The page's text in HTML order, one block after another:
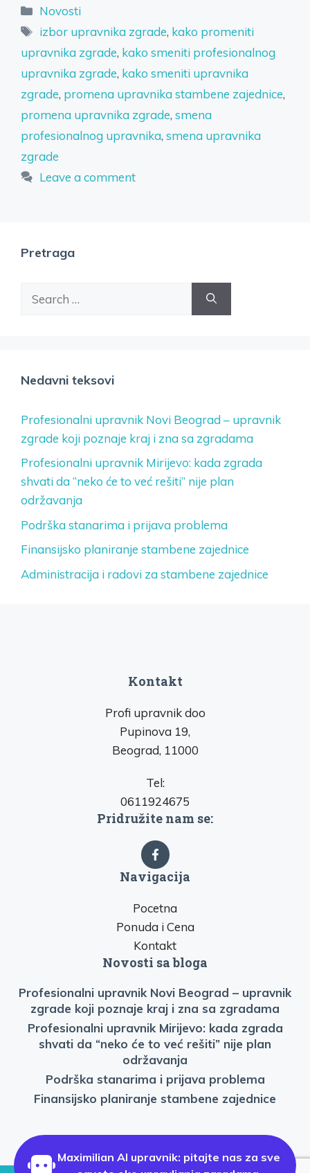
Categories
Novosti
Tags
izbor upravnika zgrade, kako promeniti
upravnika zgrade, kako smeniti profesionalnog
upravnika zgrade, kako smeniti upravnika
zgrade, promena upravnika stambene zajednice,
promena upravnika zgrade, smena
profesionalnog upravnika, smena upravnika
zgrade
Leave a comment
Pretraga
Nedavni teksovi
Profesionalni upravnik Novi Beograd – upravnik
zgrade koji poznaje kraj i zna sa zgradama
Profesionalni upravnik Mirijevo: kada zgrada
shvati da “neko će to već rešiti” nije plan
održavanja
Podrška stanarima i prijava problema
Finansijsko planiranje stambene zajednice
Administracija i radovi za stambene zajednice
Kontakt
Profi upravnik doo
Pupinova 19,
Beograd, 11000
Tel:
0611924675
Pridružite nam se:
Navigacija
Pocetna
Ponuda i Cena
Kontakt
Novosti sa bloga
Profesionalni upravnik Novi Beograd – upravnik
zgrade koji poznaje kraj i zna sa zgradama
Profesionalni upravnik Mirijevo: kada zgrada
shvati da “neko će to već rešiti” nije plan
održavanja
Podrška stanarima i prijava problema
Finansijsko planiranje stambene zajednice
Maximilian AI upravnik: pitajte nas za sve